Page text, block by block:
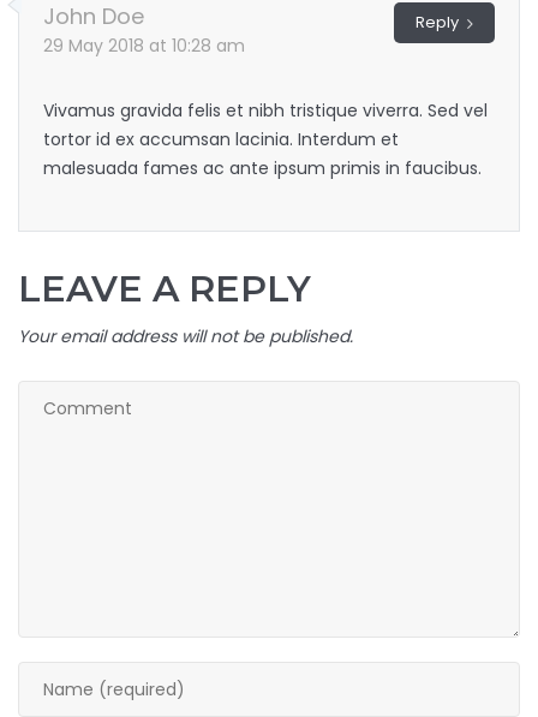
John Doe
29 May 2018 at 10:28 am
Vivamus gravida felis et nibh tristique viverra. Sed vel
tortor id ex accumsan lacinia. Interdum et
malesuada fames ac ante ipsum primis in faucibus.
Reply
LEAVE A REPLY
Your email address will not be published.